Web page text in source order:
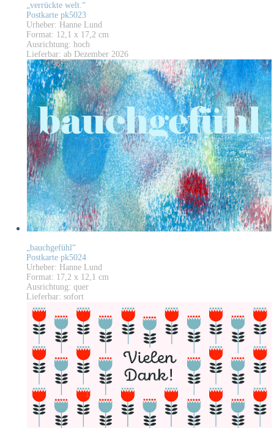
„verrückte welt.“
Postkarte pk5023
Urheber: Hanne Lund
Format: 12,1 x 17,2 cm
Ausrichtung: hoch
Lieferbar: ab Dezember 2026
„bauchgefühl“
Postkarte pk5024
Urheber: Hanne Lund
Format: 17,2 x 12,1 cm
Ausrichtung: quer
Lieferbar: sofort